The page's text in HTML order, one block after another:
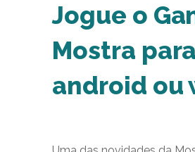
Jogue o
Mostra para
android ou